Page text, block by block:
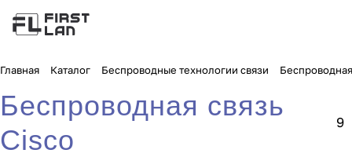
Главная Каталог Беспроводные технологии связи
Беспроводная связь
Cisco
9